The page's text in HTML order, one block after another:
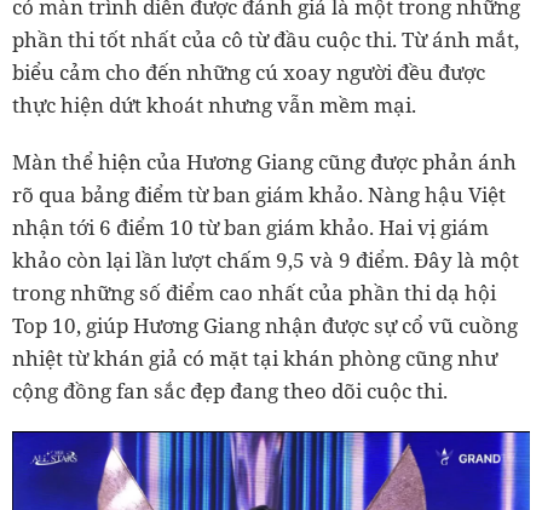
có màn trình diễn được đánh giá là một trong những
phần thi tốt nhất của cô từ đầu cuộc thi. Từ ánh mắt,
biểu cảm cho đến những cú xoay người đều được
thực hiện dứt khoát nhưng vẫn mềm mại.
Màn thể hiện của Hương Giang cũng được phản ánh
rõ qua bảng điểm từ ban giám khảo. Nàng hậu Việt
nhận tới 6 điểm 10 từ ban giám khảo. Hai vị giám
khảo còn lại lần lượt chấm 9,5 và 9 điểm. Đây là một
trong những số điểm cao nhất của phần thi dạ hội
Top 10, giúp Hương Giang nhận được sự cổ vũ cuồng
nhiệt từ khán giả có mặt tại khán phòng cũng như
cộng đồng fan sắc đẹp đang theo dõi cuộc thi.